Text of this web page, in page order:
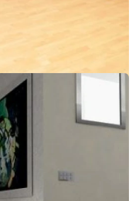
integruje kreslo aj